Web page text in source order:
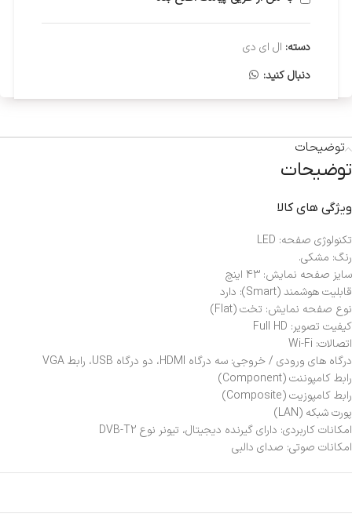
دسته: ال ای دی
دنبال کنید:
توضیحات
توضیحات
ویژگی های کالا
تکنولوژی صفحه: LED
رنگ: مشکی.
سایز صفحه نمایش: 43 اینچ
قابلیت هوشمند (Smart): دارد
نوع صفحه نمایش: تخت (Flat)
کیفیت تصویر: Full HD
اتصالات: Wi-Fi
درگاه های ورودی / خروجی: سه درگاه HDMI، دو درگاه USB، رابط VGA
رابط کامپوننت (Component)
رابط کامپوزيت (Composite)
پورت شبکه (LAN)
امکانات کاربردی: دارای گیرنده دیجیتال، تیونر نوع DVB-T2
امکانات صوتی: صدای دالبی